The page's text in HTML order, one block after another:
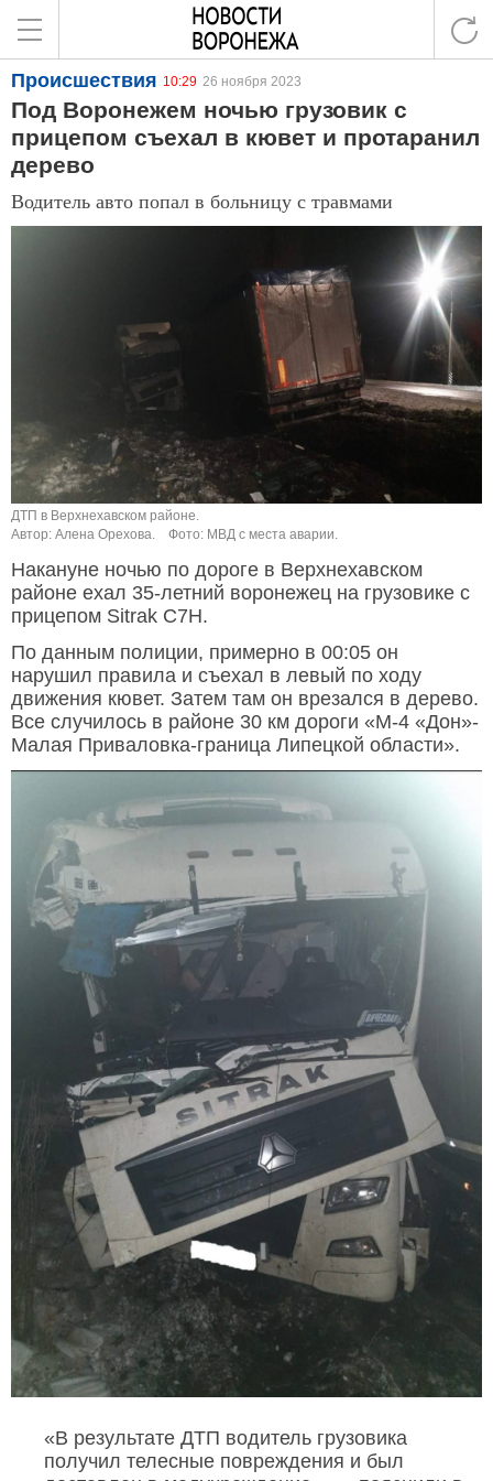
Происшествия 10:29 26 ноября 2023
Под Воронежем ночью грузовик с
прицепом съехал в кювет и протаранил
дерево
Водитель авто попал в больницу с травмами
ДТП в Верхнехавском районе.
Автор: Алена Орехова.
Фото: МВД с места аварии.
Накануне ночью по дороге в Верхнехавском
районе ехал 35-летний воронежец на грузовике с
прицепом Sitrak C7H.
По данным полиции, примерно в 00:05 он
нарушил правила и съехал в левый по ходу
движения кювет. Затем там он врезался в дерево.
Все случилось в районе 30 км дороги «М-4 «Дон»-
Малая Приваловка-граница Липецкой области».
«В результате ДТП водитель грузовика
получил телесные повреждения и был